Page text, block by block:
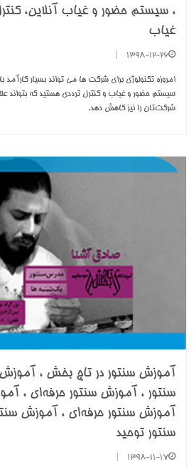
، سیستم حضور و غیاب آنلاین،
غیاب
1398-12-26
امروزه تکنولوژی برای شرکت ها می تواند بسیار
سيستم حضور و غیاب و کنترل ترددی هستید كه بتواند
شرکت‌تان را نیز كاهش دهد.
آموزش سنتور در تاج بخش ، آموزش
سنتور ، آموزش سنتور حرفه‌ای ،
آموزش سنتور حرفه‌ای ، آموزش
سنتور توحید
1398-11-17